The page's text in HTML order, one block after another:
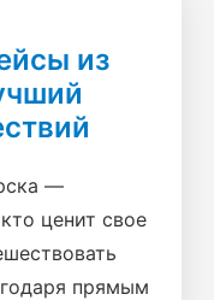
из
—
ценит свое
прямым